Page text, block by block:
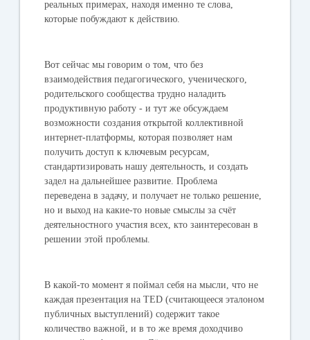
реальных примерах, находя именно те слова,
которые побуждают к действию.
Вот сейчас мы говорим о том, что без
взаимодействия педагогического, ученического,
родительского сообщества трудно наладить
продуктивную работу - и тут же обсуждаем
возможности создания открытой коллективной
интернет-платформы, которая позволяет нам
получить доступ к ключевым ресурсам,
стандартизировать нашу деятельность, и создать
задел на дальнейшее развитие. Проблема
переведена в задачу, и получает не только решение,
но и выход на какие-то новые смыслы за счёт
деятельностного участия всех, кто заинтересован в
решении этой проблемы.
В какой-то момент я поймал себя на мысли, что не
каждая презентация на TED (считающееся эталоном
публичных выступлений) содержит такое
количество важной, и в то же время доходчиво